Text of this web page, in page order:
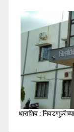
धाराशिव :